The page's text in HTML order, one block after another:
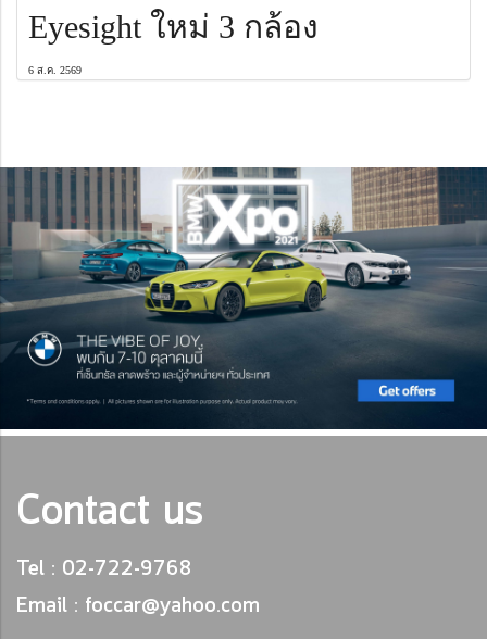
Eyesight ใหม่ 3 กล้อง
6 ส.ค. 2569
Contact us
Tel : 02-722-9768
Email : foccar@yahoo.com